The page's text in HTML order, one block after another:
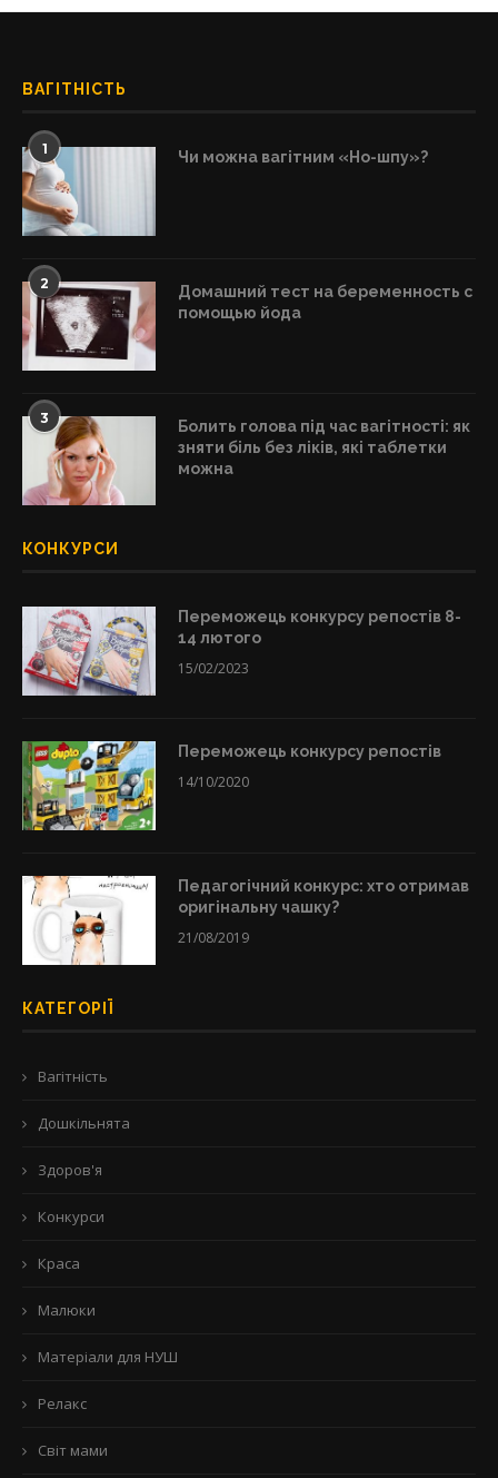
ВАГІТНІСТЬ
1 Чи можна вагітним «Но-шпу»?
2
Домашний тест на беременность с
помощью йода
3
Болить голова під час вагітності: як
зняти біль без ліків, які таблетки
можна
КОНКУРСИ
Переможець конкурсу репостів 8-
14 лютого
15/02/2023
Переможець конкурсу репостів
14/10/2020
Педагогічний конкурс: хто отримав
оригінальну чашку?
21/08/2019
КАТЕГОРІЇ
Вагітність
Дошкільнята
Здоров'я
Конкурси
Краса
Малюки
Матеріали для НУШ
Релакс
Світ мами